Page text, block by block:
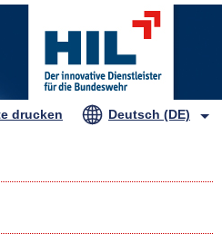
drucken Deutsch (DE)